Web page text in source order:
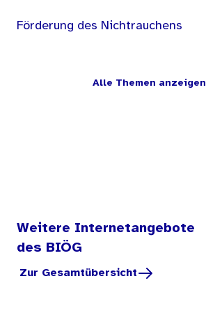
Förderung des Nichtrauchens
Alle Themen anzeigen
Weitere Internetangebote
des BIÖG
Zur Gesamtübersicht